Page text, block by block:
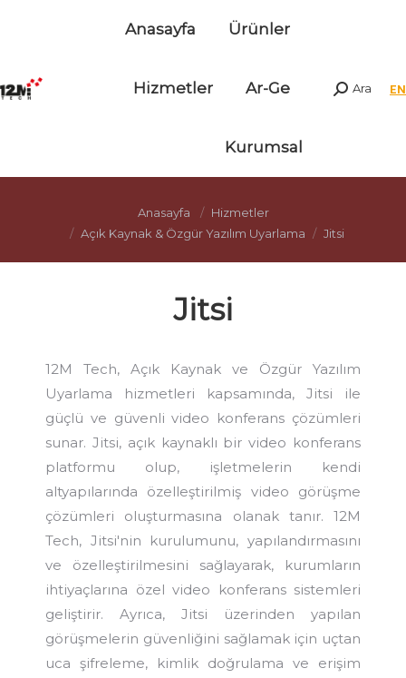
Anasayfa Ürünler
Hizmetler Ar-Ge
Kurumsal
Arama:
Ara
Anasayfa
Hizmetler
Açık Kaynak & Özgür Yazılım Uyarlama
Jitsi
Jitsi
12M Tech, Açık Kaynak ve Özgür Yazılım
Uyarlama hizmetleri kapsamında, Jitsi ile
güçlü ve güvenli video konferans çözümleri
sunar. Jitsi, açık kaynaklı bir video konferans
platformu olup, işletmelerin kendi
altyapılarında özelleştirilmiş video görüşme
çözümleri oluşturmasına olanak tanır. 12M
Tech, Jitsi'nin kurulumunu, yapılandırmasını
ve özelleştirilmesini sağlayarak, kurumların
ihtiyaçlarına özel video konferans sistemleri
geliştirir. Ayrıca, Jitsi üzerinden yapılan
görüşmelerin güvenliğini sağlamak için uçtan
uca şifreleme, kimlik doğrulama ve erişim